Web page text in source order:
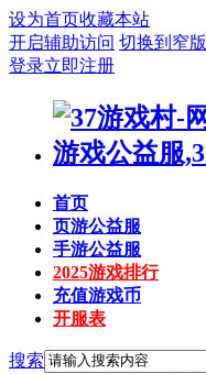
设为首页收藏本站
开启辅助访问 切换到窄版
登录立即注册
首页
页游公益服
手游公益服
2025游戏排行
充值游戏币
开服表
搜索